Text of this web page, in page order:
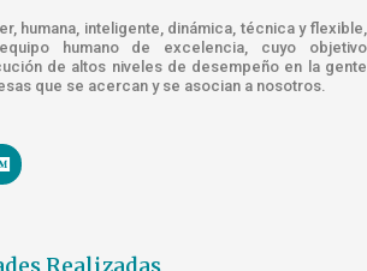
humana, inteligente, dinámica, técnica y flexible,
humano de excelencia, cuyo objetivo
de altos niveles de desempeño en la gente
que se acercan y se asocian a nosotros.